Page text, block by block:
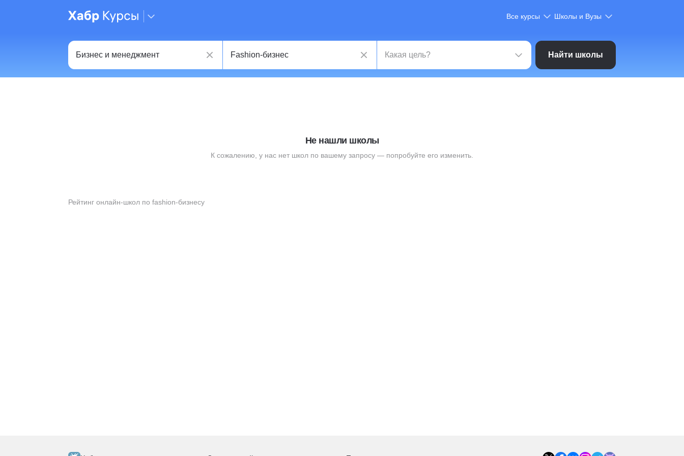
Все курсы Школы и Вузы
Найти школы
Рейтинг онлайн-школ по fashion-бизнесу
Не нашли школы
К сожалению, у нас нет школ по вашему запросу — попробуйте его изменить.